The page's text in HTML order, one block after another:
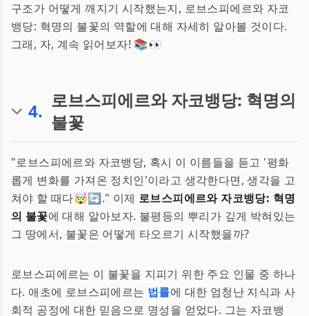
구조가 어떻게 깨지기 시작했는지, 로브스피에르와 자코
뱅당: 혁명의 불꽃의 역할에 대해 자세히 알아볼 것이다.
그래, 자, 계속 읽어보자! 📚👀
4. 로브스피에르와 자코뱅당: 혁명의
불꽃
"로브스피에르와 자코뱅당, 혹시 이 이름들을 듣고 '평화
롭게 변화를 가져온 정치인'이라고 생각한다면, 생각을 고
쳐야 할 때다🤯🔄." 이제 로브스피에르와 자코뱅당: 혁명
의 불꽃에 대해 알아보자. 불평등의 뿌리가 깊게 박혀있는
그 땅에서, 불꽃은 어떻게 타오르기 시작했을까?
로브스피에르는 이 불꽃을 지피기 위한 주요 인물 중 하나
다. 애초에 로브스피에르는 법률에 대한 엄청난 지식과 사
회적 공정에 대한 믿음으로 명성을 얻었다. 그는 자코뱅